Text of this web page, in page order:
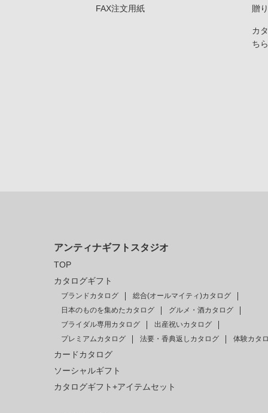
FAX注文用紙 贈
カ
ちら
アンティナギフトスタジオ
TOP
カタログギフト
ブランドカタログ
総合(オールマイティ)カタログ
日本のものを集めたカタログ
グルメ・酒カタログ
ブライダル専用カタログ
出産祝いカタログ
プレミアムカタログ
法要・香典返しカタログ 体験カタ
カードカタログ
ソーシャルギフト
カタログギフト+アイテムセット